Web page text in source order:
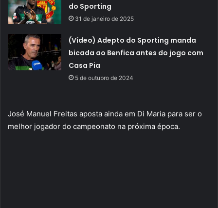
do Sporting
31 de janeiro de 2025
(Vídeo) Adepto do Sporting manda
bicada ao Benfica antes do jogo com
Casa Pia
5 de outubro de 2024
José Manuel Freitas aposta ainda em Di Maria para ser o
melhor jogador do campeonato na próxima época.